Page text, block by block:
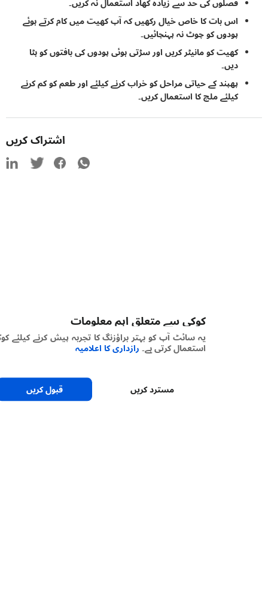
فصلوں کی حد سے زیادہ کھاد استعمال نہ کریں۔
اس بات کا خاص خیال رکھیں کہ آپ کھیت میں کام کرتے ہوئے
پودوں کو چوٹ نہ پہنچائیں۔
کھیت کو مانیٹر کریں اور سڑتی ہوئی پودوں کی بافتوں کو ہٹا
پھپند کے حیاتی مراحل کو خراب کرنے کیلئے اور طعم کو کم کرنے
کیلئے ملچ کا استعمال کریں۔
اشتراک کریں
کوکی سے متعلق اہم معلومات
یہ سائٹ آپ کو بہتر براؤزنگ کا تجربہ پیش کرنے کیلئے کوکیز
استعمال کرتی ہے۔رازداری کا اعلامیہ
مسترد کریں قبول کریں